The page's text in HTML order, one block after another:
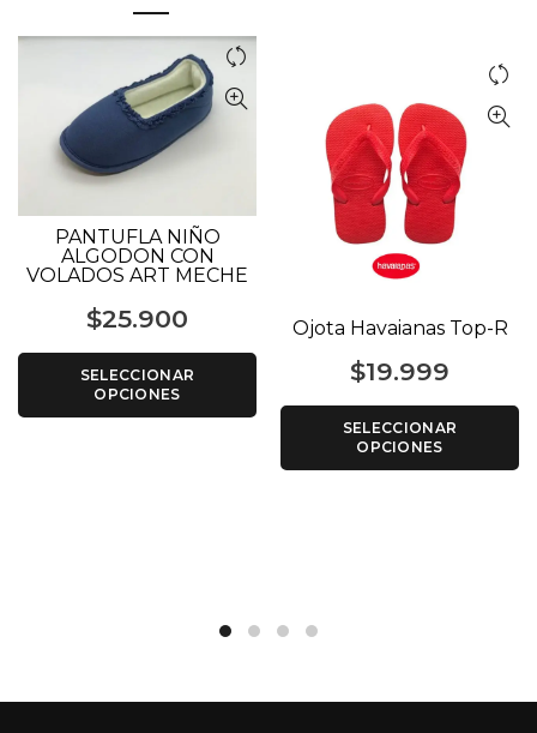
PANTUFLA NIÑO
ALGODON CON
VOLADOS ART MECHE
$25.900
SELECCIONAR
OPCIONES
Ojota Havaianas Top-R
$19.999
SELECCIONAR
OPCIONES